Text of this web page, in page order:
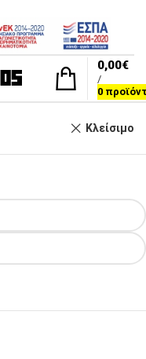
0
/
0,00€
Κλείσιμο